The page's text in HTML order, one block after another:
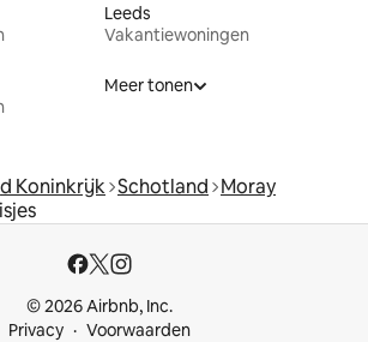
Leeds
Vakantiewoningen
Meer tonen
Koninkrijk Schotland Moray
© 2026 Airbnb, Inc.
Privacy
Voorwaarden